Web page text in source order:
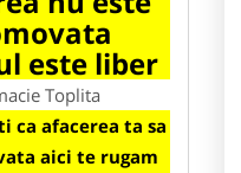
este liber
Toplita
ca afacerea ta sa
aici te rugam